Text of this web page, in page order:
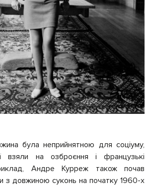
була неприйнятною для соціуму,
взяли на озброєння і французькі
Андре Курреж також почав
з довжиною суконь на початку 1960-х